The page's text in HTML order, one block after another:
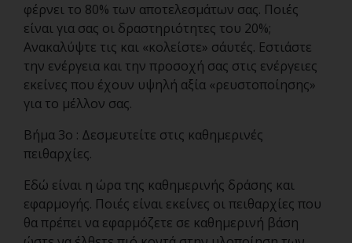
φέρνει το 80% των αποτελεσμάτων σας. Ποιές
είναι για σας οι δραστηριότητες του 20%;
Ανακαλύψτε τις και «κολείστε» σ΄αυτές. Εστιάστε
την ενέργεια και την προσοχή σας στις ενέργειες
εκείνες που έχουν υψηλή αξία «ρευστοποίησης»
για το μέλλον σας.
Βήμα 3ο : Δεσμευτείτε στις καθημερινές
πειθαρχίες.
Εδώ είναι η ώρα της καθημερινής δράσης και
εφαρμογής. Ποιές είναι εκείνες οι πειθαρχίες που
θα πρέπει να εφαρμόζετε σε καθημερινή βάση